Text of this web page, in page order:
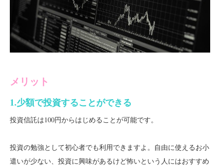
メリット
1.少額で投資することができる
投資信託は100円からはじめることが可能です。
投資の勉強として初心者でも利用できますよ。自由に使えるお小
遣いが少ない、投資に興味があるけど怖いという人にはおすすめ